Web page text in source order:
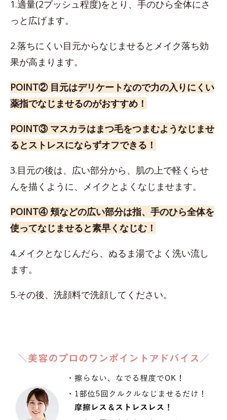
1.適量(2プッシュ程度)をとり、手のひら全体にさ
っと広げます。
2.落ちにくい目元からなじませるとメイク落ち効
果が高まります。
POINT② 目元はデリケートなので力の入りにくい
薬指でなじませるのがおすすめ！
POINT③ マスカラはまつ毛をつまむようなじませ
るとストレスにならずオフできる！
3.目元の後は、広い部分から、肌の上で軽くらせ
んを描くように、メイクとよくなじませます。
POINT④ 頬などの広い部分は指、手のひら全体を
使ってなじませると素早くなじむ！
4.メイクとなじんだら、ぬるま湯でよく洗い流し
ます。
5.その後、洗顔料で洗顔してください。